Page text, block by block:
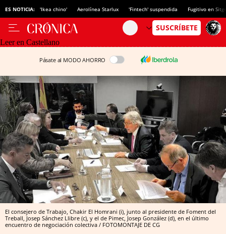
ES NOTICIA: 'Ikea chino' Aerolínea Starlux 'Fintech' suspendida Fugitivo en
Leer en Castellano
Pásate al MODO AHORRO
El consejero de Trabajo, Chakir El Homrani (i), junto al presidente de Foment del
Treball, Josep Sánchez Llibre (c), y el de Pimec, Josep González (d), en el último
encuentro de negociación colectiva / FOTOMONTAJE DE CG